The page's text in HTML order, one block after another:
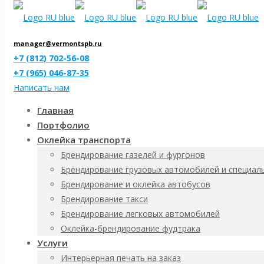
manager@vermontspb.ru
+7 (812) 702-56-08
+7 (965) 046-87-35
Написать нам
Главная
Портфолио
Оклейка транспорта
Брендирование газелей и фургонов
Брендирование грузовых автомобилей и
Брендирование и оклейка автобусов
Брендирование такси
Брендирование легковых автомобилей
Оклейка-брендирование фудтрака
Услуги
Интерьерная печать на заказ
0208
Основа ПВХ 3мм, без профиля
Основа ПВХ 3мм, алюминиевая рамка